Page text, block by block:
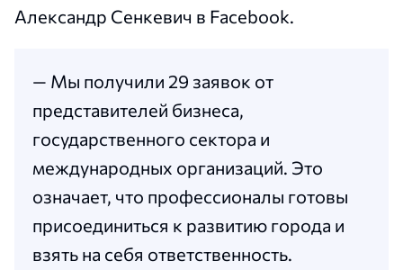
Александр Сенкевич в Facebook.
— Мы получили 29 заявок от
представителей бизнеса,
государственного сектора и
международных организаций. Это
означает, что профессионалы готовы
присоединиться к развитию города и
взять на себя ответственность.